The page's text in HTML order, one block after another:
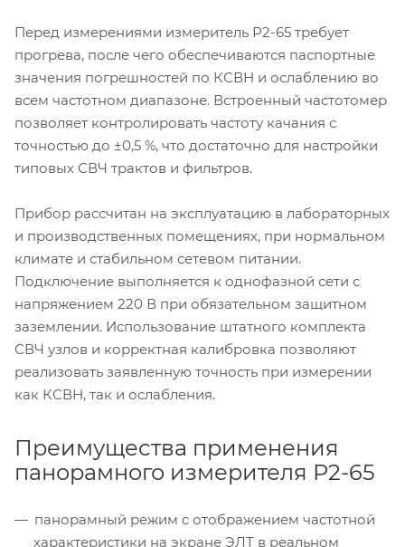
Перед измерениями измеритель Р2-65 требует
прогрева, после чего обеспечиваются паспортные
значения погрешностей по КСВН и ослаблению во
всем частотном диапазоне. Встроенный частотомер
позволяет контролировать частоту качания с
точностью до ±0,5 %, что достаточно для настройки
типовых СВЧ трактов и фильтров.
Прибор рассчитан на эксплуатацию в лабораторных
и производственных помещениях, при нормальном
климате и стабильном сетевом питании.
Подключение выполняется к однофазной сети с
напряжением 220 В при обязательном защитном
заземлении. Использование штатного комплекта
СВЧ узлов и корректная калибровка позволяют
реализовать заявленную точность при измерении
как КСВН, так и ослабления.
Преимущества применения
панорамного измерителя Р2-65
панорамный режим с отображением частотной
характеристики на экране ЭЛТ в реальном